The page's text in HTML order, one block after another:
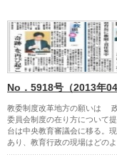
No．5918号（2013年04
教委制度改革地方の願いは
委員会制度の在り方について
台は中央教育審議会に移る。
あり、教育行政の現場はどの